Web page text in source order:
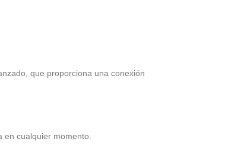
que proporciona una conexión
cualquier momento.